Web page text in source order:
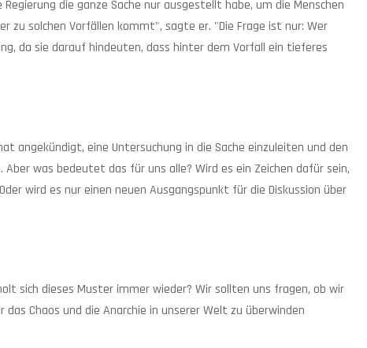
die ganze Sache nur ausgestellt habe, um die Menschen
zu solchen Vorfällen kommt", sagte er. "Die Frage ist nur: Wer
da sie darauf hindeuten, dass hinter dem Vorfall ein tieferes
angekündigt, eine Untersuchung in die Sache einzuleiten und den
was bedeutet das für uns alle? Wird es ein Zeichen dafür sein,
wird es nur einen neuen Ausgangspunkt für die Diskussion über
sich dieses Muster immer wieder? Wir sollten uns fragen, ob wir
Chaos und die Anarchie in unserer Welt zu überwinden